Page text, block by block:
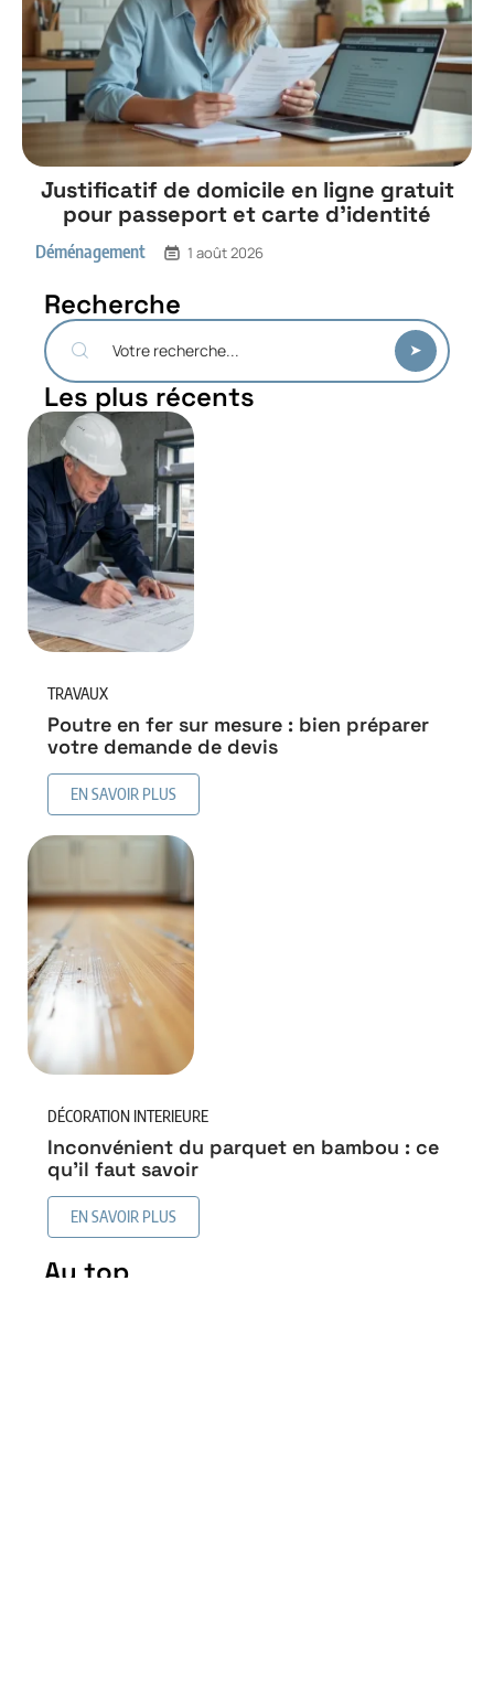
Justificatif de domicile en ligne gratuit
pour passeport et carte d’identité
Déménagement 1 août 2026
Recherche
Les plus récents
TRAVAUX
Poutre en fer sur mesure : bien préparer
votre demande de devis
EN SAVOIR PLUS
DÉCORATION INTERIEURE
Inconvénient du parquet en bambou : ce
qu’il faut savoir
EN SAVOIR PLUS
Au top